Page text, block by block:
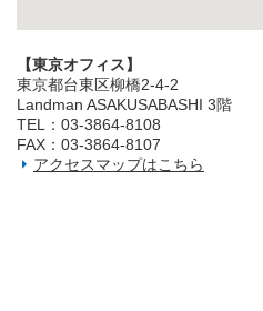
【東京オフィス】
東京都台東区柳橋2‐4‐2
Landman ASAKUSABASHI 3階
TEL：03‐3864‐8108
FAX：03‐3864‐8107
アクセスマップはこちら